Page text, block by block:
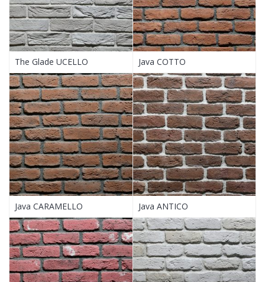
The Glade UCELLO Java COTTO
Java CARAMELLO Java ANTICO